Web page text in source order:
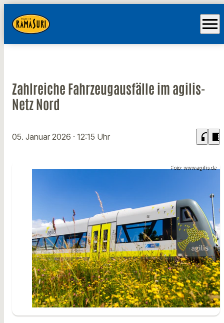
menu
Zahlreiche Fahrzeugausfälle im agilis-
Netz Nord
05. Januar 2026 · 12:15 Uhr headphones chrome_reader_mode
Foto: www.agilis.de